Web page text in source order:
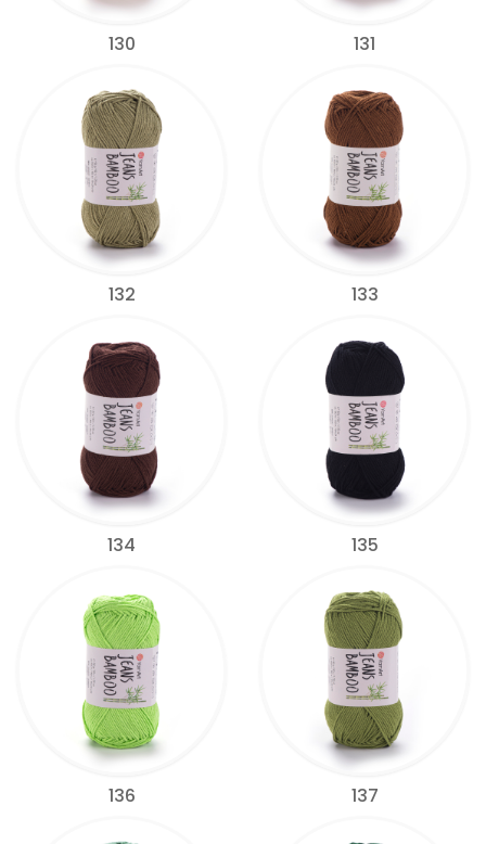
130 131
132 133
134 135
136 137